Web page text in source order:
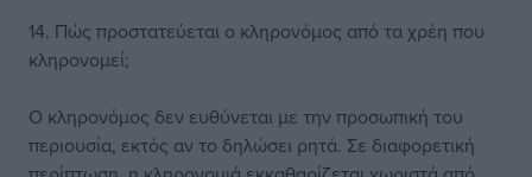
14. Πώς προστατεύεται ο κληρονόμος από τα χρέη που
κληρονομεί;
Ο κληρονόμος δεν ευθύνεται με την προσωπική του
περιουσία, εκτός αν το δηλώσει ρητά. Σε διαφορετική